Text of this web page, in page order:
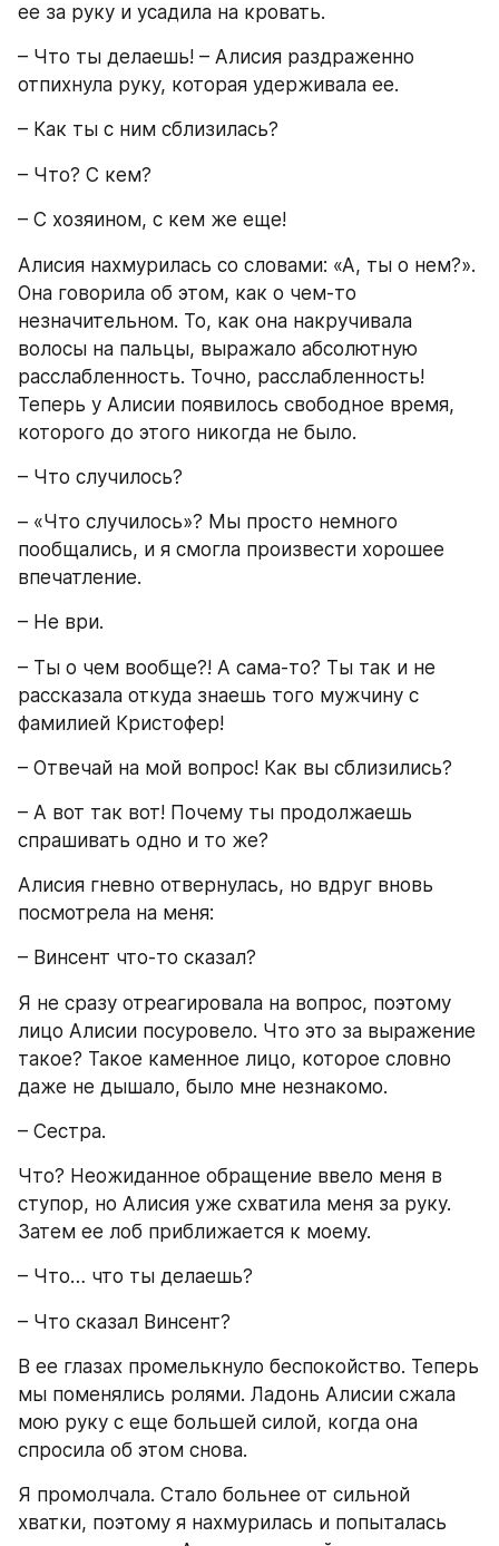
ее за руку и усадила на кровать.
– Что ты делаешь! – Алисия раздраженно
отпихнула руку, которая удерживала ее.
– Как ты с ним сблизилась?
– Что? С кем?
– С хозяином, с кем же еще!
Алисия нахмурилась со словами: «А, ты о нем?».
Она говорила об этом, как о чем-то
незначительном. То, как она накручивала
волосы на пальцы, выражало абсолютную
расслабленность. Точно, расслабленность!
Теперь у Алисии появилось свободное время,
которого до этого никогда не было.
– Что случилось?
– «Что случилось»? Мы просто немного
пообщались, и я смогла произвести хорошее
впечатление.
– Не ври.
– Ты о чем вообще?! А сама-то? Ты так и не
рассказала откуда знаешь того мужчину с
фамилией Кристофер!
– Отвечай на мой вопрос! Как вы сблизились?
– А вот так вот! Почему ты продолжаешь
спрашивать одно и то же?
Алисия гневно отвернулась, но вдруг вновь
посмотрела на меня:
– Винсент что-то сказал?
Я не сразу отреагировала на вопрос, поэтому
лицо Алисии посуровело. Что это за выражение
такое? Такое каменное лицо, которое словно
даже не дышало, было мне незнакомо.
– Сестра.
Что? Неожиданное обращение ввело меня в
ступор, но Алисия уже схватила меня за руку.
Затем ее лоб приближается к моему.
– Что… что ты делаешь?
– Что сказал Винсент?
В ее глазах промелькнуло беспокойство. Теперь
мы поменялись ролями. Ладонь Алисии сжала
мою руку с еще большей силой, когда она
спросила об этом снова.
Я промолчала. Стало больнее от сильной
хватки, поэтому я нахмурилась и попыталась